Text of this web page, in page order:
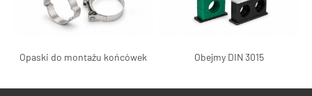
Opaski do montażu końcówek Obejmy DIN 3015